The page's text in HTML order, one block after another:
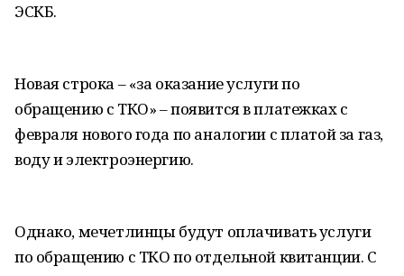
ЭСКБ.
Новая строка – «за оказание услуги по
обращению с ТКО» – появится в платежках с
февраля нового года по аналогии с платой за газ,
воду и электроэнергию.
Однако, мечетлинцы будут оплачивать услуги
по обращению с ТКО по отдельной квитанции. С